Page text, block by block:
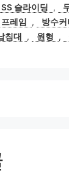
SS 슬라이딩 ,
레임
, 방수커
침대
, 원형 ,